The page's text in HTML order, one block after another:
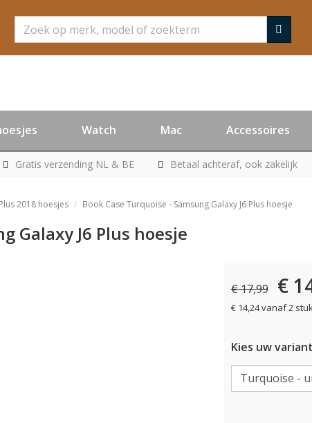
Zoeken
Watch Mac Accessoires
Gratis verzending NL & BE Betaal achteraf, ook zakelijk
2018 hoesjes Book Case Turquoise - Samsung Galaxy J6 Plus hoesje
Galaxy J6 Plus hoesje
€ 17,99 €
€ 14,24 vanaf 2
Kies uw